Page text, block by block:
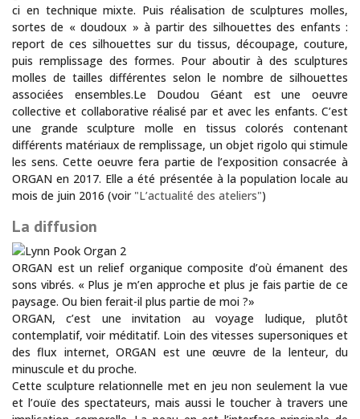
ci en technique mixte. Puis réalisation de sculptures molles,
sortes de « doudoux » à partir des silhouettes des enfants :
report de ces silhouettes sur du tissus, découpage, couture,
puis remplissage des formes. Pour aboutir à des sculptures
molles de tailles différentes selon le nombre de silhouettes
associées ensembles.Le Doudou Géant est une oeuvre
collective et collaborative réalisé par et avec les enfants. C’est
une grande sculpture molle en tissus colorés contenant
différents matériaux de remplissage, un objet rigolo qui stimule
les sens. Cette oeuvre fera partie de l’exposition consacrée à
ORGAN en 2017. Elle a été présentée à la population locale au
mois de juin 2016 (voir "L’actualité des ateliers")
La diffusion
ORGAN est un relief organique composite d’où émanent des
sons vibrés. « Plus je m’en approche et plus je fais partie de ce
paysage. Ou bien ferait-il plus partie de moi ?»
ORGAN, c’est une invitation au voyage ludique, plutôt
contemplatif, voir méditatif. Loin des vitesses supersoniques et
des flux internet, ORGAN est une œuvre de la lenteur, du
minuscule et du proche.
Cette sculpture relationnelle met en jeu non seulement la vue
et l’ouïe des spectateurs, mais aussi le toucher à travers une